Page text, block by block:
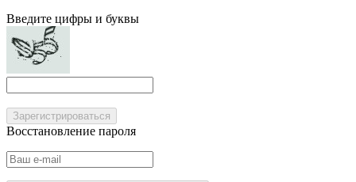
Введите цифры и буквы
Зарегистрироваться
Восстановление пароля